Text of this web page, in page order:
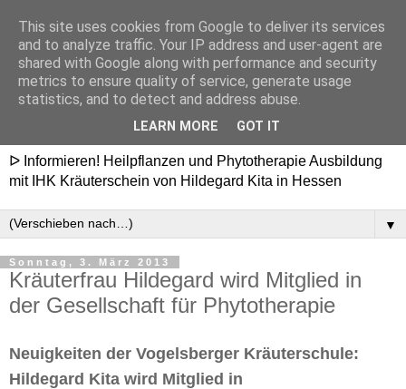
Heilpflanzenschule
Hildegard - Ausbildung in
ᐅ Informieren! Heilpflanzen und Phytotherapie Ausbildung
mit IHK Kräuterschein von Hildegard Kita in Hessen
▼
Sonntag, 3. März 2013
Kräuterfrau Hildegard wird Mitglied in
der Gesellschaft für Phytotherapie
Neuigkeiten der Vogelsberger Kräuterschule:
Hildegard Kita wird Mitglied in
This site uses cookies from Google to deliver its services
and to analyze traffic. Your IP address and user-agent are
shared with Google along with performance and security
metrics to ensure quality of service, generate usage
statistics, and to detect and address abuse.
LEARN MORE GOT IT